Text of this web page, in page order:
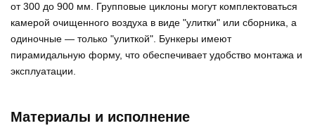
от 300 до 900 мм. Групповые циклоны могут комплектоваться
камерой очищенного воздуха в виде "улитки" или сборника, а
одиночные — только "улиткой". Бункеры имеют
пирамидальную форму, что обеспечивает удобство монтажа и
эксплуатации.
Материалы и исполнение